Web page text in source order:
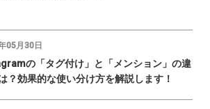
05月30日
の「タグ付け」と「メンション」の違
？効果的な使い分け方を解説します！